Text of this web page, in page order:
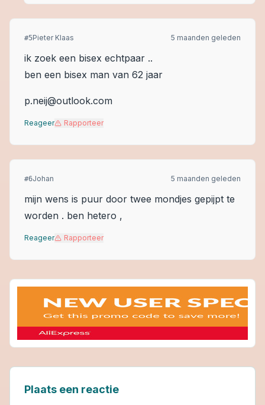
#5Pieter Klaas 5 maanden geleden
ik zoek een bisex echtpaar ..
ben een bisex man van 62 jaar
p.neij@outlook.com
Reageer Rapporteer
#6Johan 5 maanden geleden
mijn wens is puur door twee mondjes gepijpt te
worden . ben hetero ,
Reageer Rapporteer
Plaats een reactie